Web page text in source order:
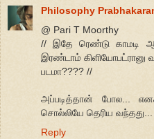
Philosophy
@ Pari T Moorthy
// இதே ரெண்டு காமடி
இரண்டாம் கிளியோபட்ரானு
படமா???? //
அப்படித்தான் போல...
சொல்லியே தெரிய வந்தது...
Reply